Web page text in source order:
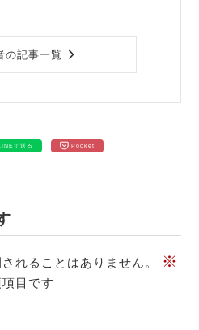
の記事一覧
で送る Pocket
れることはありません。 ※
目です